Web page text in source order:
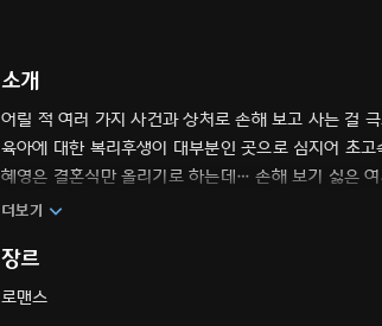
소개
어릴 적 여러 가지 사건과 상처로 손해 보고 사는 걸
육아에 대한 복리후생이 대부분인 곳으로 심지어 초고속 승진도
혜영은 결혼식만 올리기로 하는데… 손해 보기 싫은
더보기
장르
로맨스